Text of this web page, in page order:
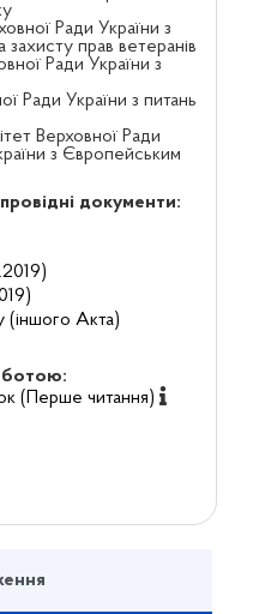
Ради України з
захисту прав ветеранів
Ради України з
Ради України з питань
Верховної Ради
з Європейським
документи:
(іншого Акта)
(Перше читання)